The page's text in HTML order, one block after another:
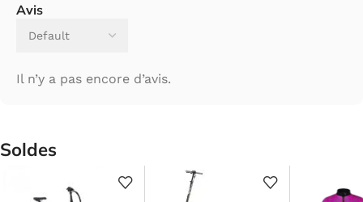
Avis
Il n’y a pas encore d’avis.
Soldes